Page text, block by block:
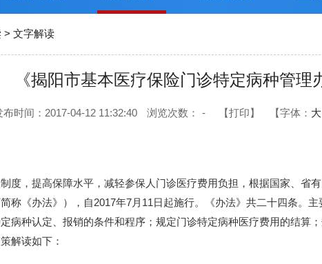
> 文字解读
《揭阳市基本医疗保险门诊特定病种管理
布时间：2017-04-12 11:32:40 浏览次数： - 【打印】 【字体： 大
，提高保障水平，减轻参保人门诊医疗费用负担，根据国家、省
称《办法》），自2017年7月11日起施行。《办法》共二十四条。
病种认定、报销的条件和程序；规定门诊特定病种医疗费用的结算
解读如下：